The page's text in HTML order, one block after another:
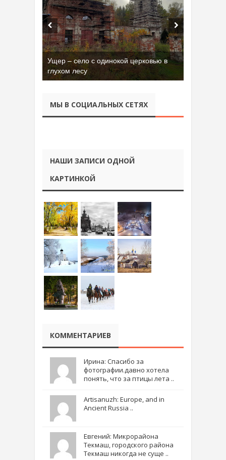
Ущер – село с одинокой церковью в
глухом лесу
МЫ В СОЦИАЛЬНЫХ СЕТЯХ
НАШИ ЗАПИСИ ОДНОЙ
КАРТИНКОЙ
КОММЕНТАРИЕВ
Ирина: Спасибо за
фотографии.давно хотела
понять, что за птицы лета ..
Artisanuzh: Europe, and in
Ancient Russia ..
Евгений: Микрорайона
Текмаш, городского района
Текмаш никогда не суще ..